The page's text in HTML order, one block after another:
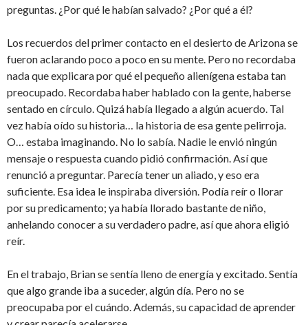
preguntas. ¿Por qué le habían salvado? ¿Por qué a él?
Los recuerdos del primer contacto en el desierto de Arizona se
fueron aclarando poco a poco en su mente. Pero no recordaba
nada que explicara por qué el pequeño alienígena estaba tan
preocupado. Recordaba haber hablado con la gente, haberse
sentado en círculo. Quizá había llegado a algún acuerdo. Tal
vez había oído su historia… la historia de esa gente pelirroja.
O… estaba imaginando. No lo sabía. Nadie le envió ningún
mensaje o respuesta cuando pidió confirmación. Así que
renunció a preguntar. Parecía tener un aliado, y eso era
suficiente. Esa idea le inspiraba diversión. Podía reír o llorar
por su predicamento; ya había llorado bastante de niño,
anhelando conocer a su verdadero padre, así que ahora eligió
reír.
En el trabajo, Brian se sentía lleno de energía y excitado. Sentía
que algo grande iba a suceder, algún día. Pero no se
preocupaba por el cuándo. Además, su capacidad de aprender